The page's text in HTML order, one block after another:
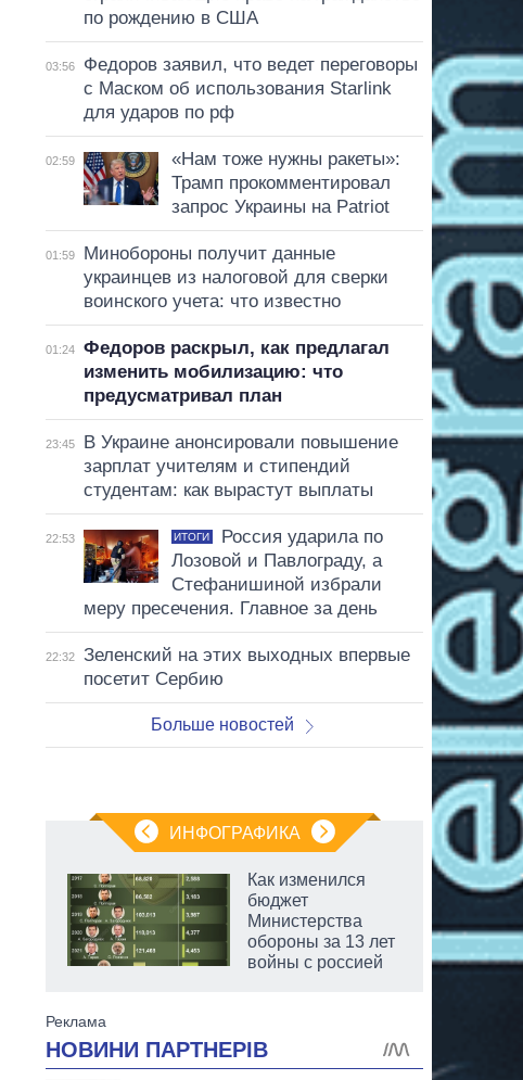
по рождению в США
03:56
Федоров заявил, что ведет переговоры
с Маском об использования Starlink
для ударов по рф
02:59
«Нам тоже нужны ракеты»:
Трамп прокомментировал
запрос Украины на Patriot
01:59
Минобороны получит данные
украинцев из налоговой для сверки
воинского учета: что известно
01:24
Федоров раскрыл, как предлагал
изменить мобилизацию: что
предусматривал план
23:45
В Украине анонсировали повышение
зарплат учителям и стипендий
студентам: как вырастут выплаты
22:53 ИТОГИ
Россия ударила по
Лозовой и Павлограду, а
Стефанишиной избрали
меру пресечения. Главное за день
22:32
Зеленский на этих выходных впервые
посетит Сербию
Больше новостей
ИНФОГРАФИКА
Как изменился
бюджет
Министерства
обороны за 13 лет
войны с россией